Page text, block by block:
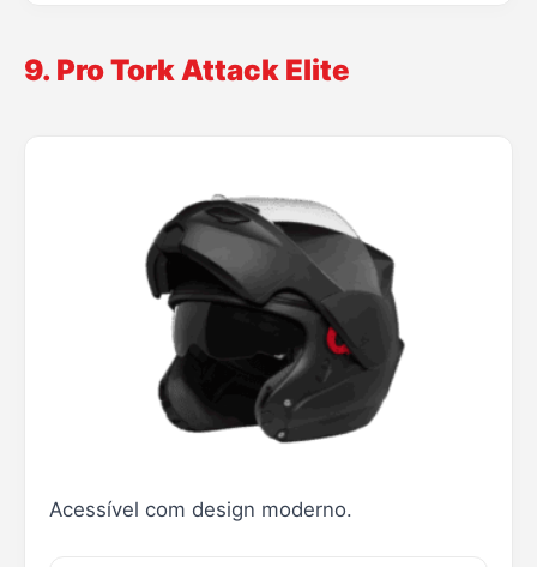
9. Pro Tork Attack Elite
Acessível com design moderno.